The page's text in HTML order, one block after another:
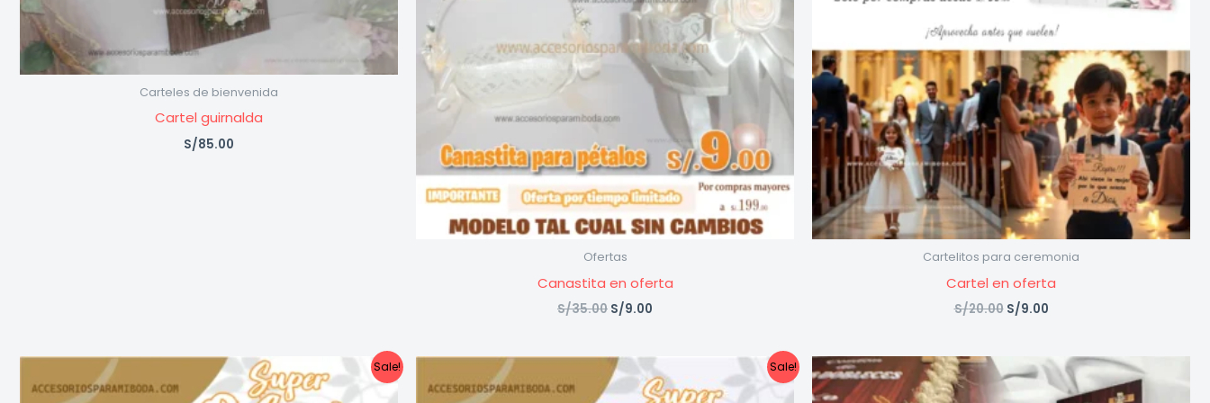
Carteles de bienvenida
Cartel guirnalda
S/85.00
Ofertas
Canastita en oferta
S/35.00 S/9.00
Cartelitos para ceremonia
Cartel en oferta
S/20.00 S/9.00
Sale!
Original
price
was:
Current
price
is:
Sale!
Original
price
was:
price
is: